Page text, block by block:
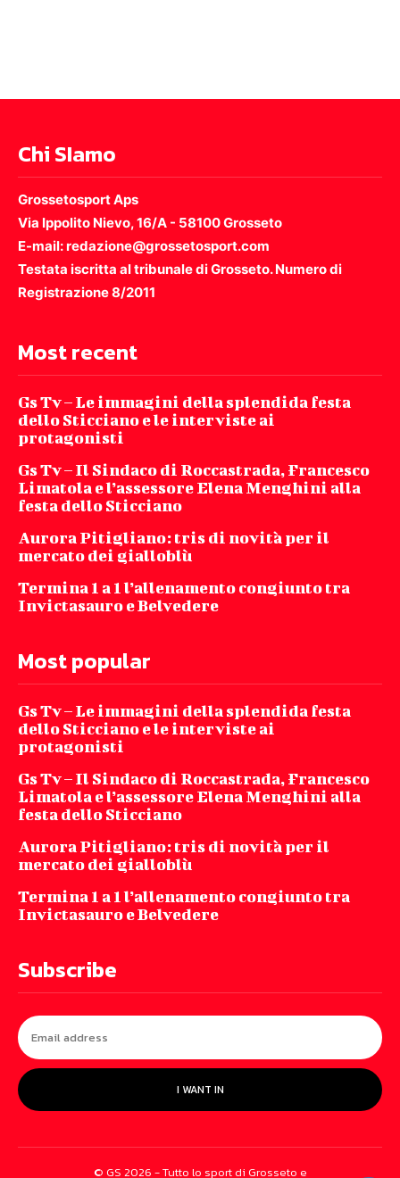
Chi SIamo
Grossetosport Aps
Via Ippolito Nievo, 16/A - 58100 Grosseto
E-mail: redazione@grossetosport.com
Testata iscritta al tribunale di Grosseto. Numero di
Registrazione 8/2011
Most recent
Gs Tv – Le immagini della splendida festa
dello Sticciano e le interviste ai
protagonisti
Gs Tv – Il Sindaco di Roccastrada, Francesco
Limatola e l’assessore Elena Menghini alla
festa dello Sticciano
Aurora Pitigliano: tris di novità per il
mercato dei gialloblù
Termina 1 a 1 l’allenamento congiunto tra
Invictasauro e Belvedere
Most popular
Gs Tv – Le immagini della splendida festa
dello Sticciano e le interviste ai
protagonisti
Gs Tv – Il Sindaco di Roccastrada, Francesco
Limatola e l’assessore Elena Menghini alla
festa dello Sticciano
Aurora Pitigliano: tris di novità per il
mercato dei gialloblù
Termina 1 a 1 l’allenamento congiunto tra
Invictasauro e Belvedere
Subscribe
I WANT IN
© GS 2026 - Tutto lo sport di Grosseto e